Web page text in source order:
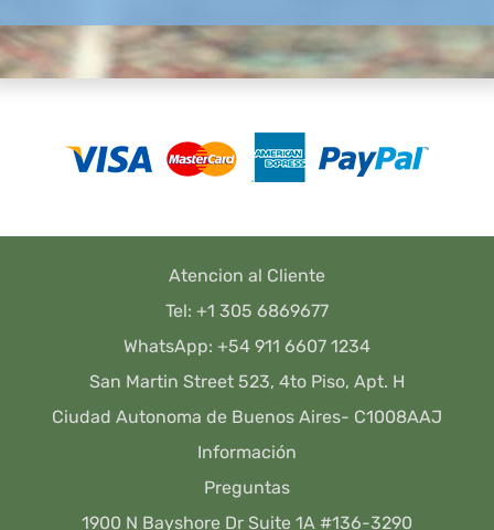
Atencion al Cliente
Tel: +1 305 6869677
WhatsApp: +54 911 6607 1234
San Martin Street 523, 4to Piso, Apt. H
Ciudad Autonoma de Buenos Aires- C1008AAJ
Información
Preguntas
1900 N Bayshore Dr Suite 1A #136-3290